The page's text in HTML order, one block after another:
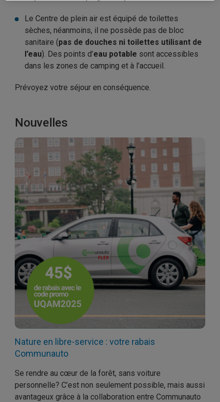
Le Centre de plein air est équipé de toilettes
sèches, néanmoins, il ne possède pas de bloc
sanitaire (pas de douches ni toilettes utilisant de
l’eau). Des points d’eau potable sont accessibles
dans les zones de camping et à l’accueil.
Prévoyez votre séjour en conséquence.
Nouvelles
Nature en libre-service : votre rabais
Communauto
Se rendre au cœur de la forêt, sans voiture
personnelle? C’est non seulement possible, mais aussi
avantageux grâce à la collaboration entre Communauto